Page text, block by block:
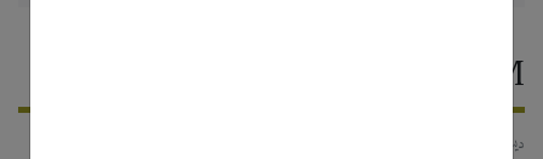
شراكة FxPro و McLaren F1TM
5 ديسمبر, 2019